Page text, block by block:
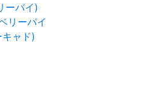
ーパイ)
リーパイ
ャド)